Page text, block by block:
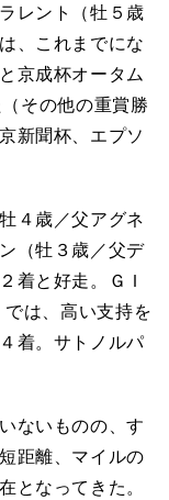
レント（牡５歳
、これまでにな
京成杯オータム
その他の重賞勝
新聞杯、エプソ
４歳／父アグネ
（牡３歳／父デ
着と好走。ＧＩ
は、高い支持を
着。サトノルパ
ないものの、す
距離、マイルの
となってきた。